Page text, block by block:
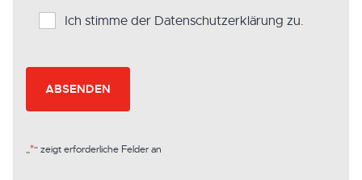
„*“ zeigt erforderliche Felder an
Ich stimme der Datenschutzerklärung zu.